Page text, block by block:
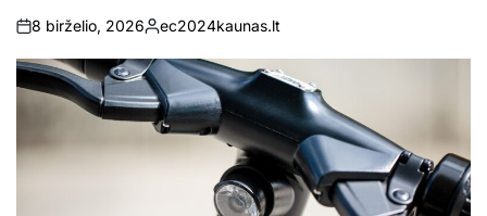
on
8 birželio, 2026
Posted
by
ec2024kaunas.lt